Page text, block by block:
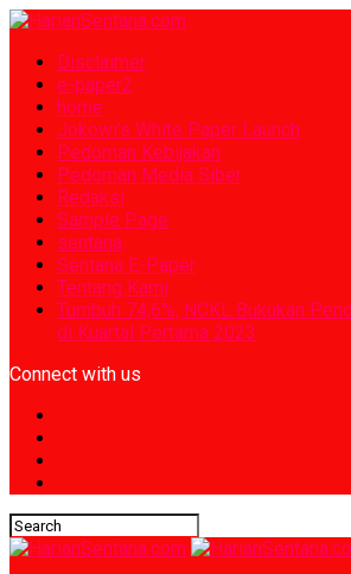
Disclaimer
e-paper2
home
Jokowi’s White Paper Launch
Pedoman Kebijakan
Pedoman Media Siber
Redaksi
Sample Page
sentana
Sentana E-Paper
Tentang Kami
Tumbuh 74,6%, NCKL Bukukan
di Kuartal Pertama 2023
Connect with us